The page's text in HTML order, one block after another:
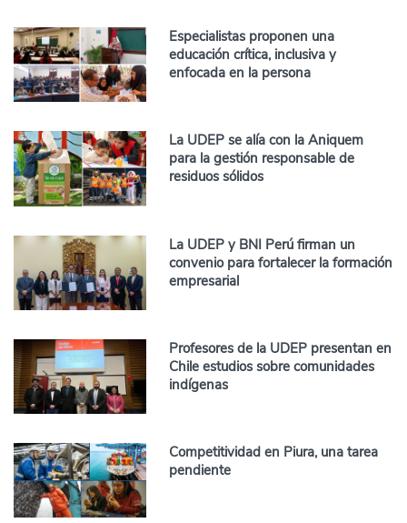
Especialistas proponen una
educación crítica, inclusiva y
enfocada en la persona
La UDEP se alía con la Aniquem
para la gestión responsable de
residuos sólidos
La UDEP y BNI Perú firman un
convenio para fortalecer la formación
empresarial
Profesores de la UDEP presentan en
Chile estudios sobre comunidades
indígenas
Competitividad en Piura, una tarea
pendiente